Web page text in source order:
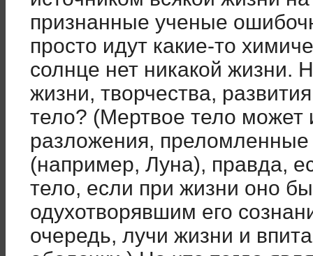
признанные ученые
просто идут какие-то
солнце нет никакой жизни.
жизни, творчества,
тело? (Мертвое тело может
разложения, преломленные
(например, Луна), правда,
тело, если при жизни оно
одухотворявшим его
очередь, лучи жизни и